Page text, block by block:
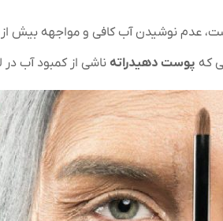
عدم نوشیدن آب کافی و مواجهه بیش از
که پوست دهیدراته ناشی از کمبود آب